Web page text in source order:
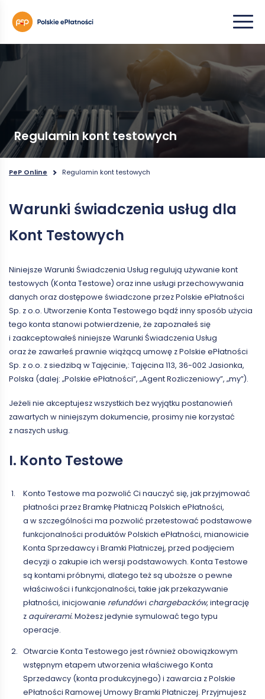
Regulamin kont testowych
PeP Online Regulamin kont testowych
Warunki świadczenia usług dla
Kont Testowych
Niniejsze Warunki Świadczenia Usług regulują używanie kont
testowych (Konta Testowe) oraz inne usługi przechowywania
danych oraz dostępowe świadczone przez Polskie ePłatności
Sp. z o.o. Utworzenie Konta Testowego bądź inny sposób użycia
tego konta stanowi potwierdzenie, że zapoznałeś się
i zaakceptowałeś niniejsze Warunki Świadczenia Usług
oraz że zawarłeś prawnie wiążącą umowę z Polskie ePłatności
Sp. z o.o. z siedzibą w Tajęcinie,: Tajęcina 113, 36-002 Jasionka,
Polska (dalej: „Polskie ePłatności”, „Agent Rozliczeniowy”, „my”).
Jeżeli nie akceptujesz wszystkich bez wyjątku postanowień
zawartych w niniejszym dokumencie, prosimy nie korzystać
z naszych usług.
I. Konto Testowe
Konto Testowe ma pozwolić Ci nauczyć się, jak przyjmować
płatności przez Bramkę Płatniczą Polskich ePłatności,
a w szczególności ma pozwolić przetestować podstawowe
funkcjonalności produktów Polskich ePłatności, mianowicie
Konta Sprzedawcy i Bramki Płatniczej, przed podjęciem
decyzji o zakupie ich wersji podstawowych. Konta Testowe
są kontami próbnymi, dlatego też są uboższe o pewne
właściwości i funkcjonalności, takie jak przekazywanie
płatności, inicjowanie refundówi chargebacków, integrację
z aquirerami.Możesz jedynie symulować tego typu
operacje.
Otwarcie Konta Testowego jest również obowiązkowym
wstępnym etapem utworzenia właściwego Konta
Sprzedawcy (konta produkcyjnego) i zawarcia z Polskie
ePłatności Ramowej Umowy Bramki Płatniczej. Przyjmujesz